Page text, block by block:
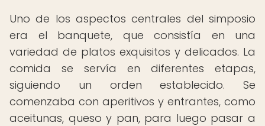
Uno de los aspectos centrales del simposio
era el banquete, que consistía en una
variedad de platos exquisitos y delicados. La
comida se servía en diferentes etapas,
siguiendo un orden establecido. Se
comenzaba con aperitivos y entrantes, como
aceitunas, queso y pan, para luego pasar a